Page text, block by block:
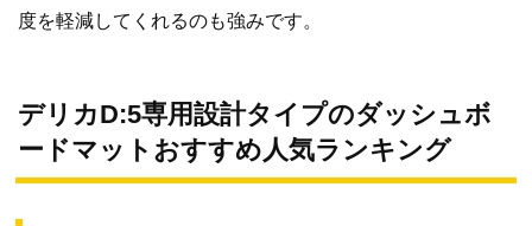
度を軽減してくれるのも強みです。
デリカD:5専用設計タイプのダッシュボ
ードマットおすすめ人気ランキング